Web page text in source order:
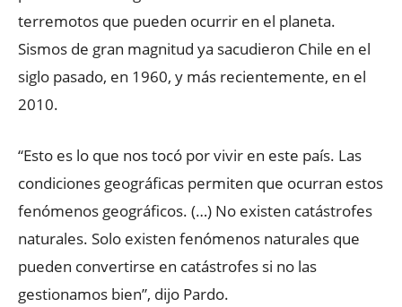
terremotos que pueden ocurrir en el planeta.
Sismos de gran magnitud ya sacudieron Chile en el
siglo pasado, en 1960, y más recientemente, en el
2010.
“Esto es lo que nos tocó por vivir en este país. Las
condiciones geográficas permiten que ocurran estos
fenómenos geográficos. (…) No existen catástrofes
naturales. Solo existen fenómenos naturales que
pueden convertirse en catástrofes si no las
gestionamos bien”, dijo Pardo.